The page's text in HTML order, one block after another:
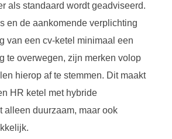
als standaard wordt geadviseerd.
en de aankomende verplichting
van een cv-ketel minimaal een
te overwegen, zijn merken volop
hierop af te stemmen. Dit maakt
HR ketel met hybride
alleen duurzaam, maar ook